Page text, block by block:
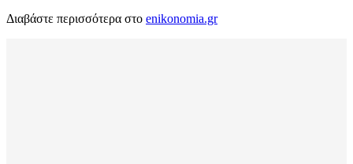
Διαβάστε περισσότερα στο enikonomia.gr